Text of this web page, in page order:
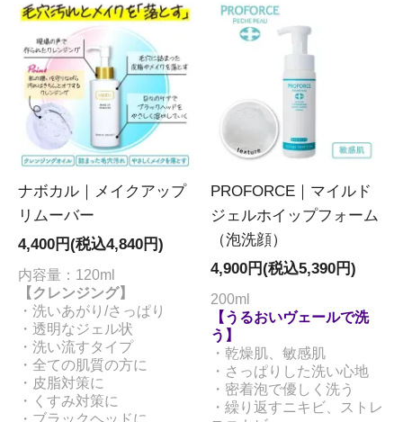
ナボカル｜メイクアップ
リムーバー
4,400円(税込4,840円)
内容量：120ml
【クレンジング】
・洗いあがり/さっぱり
・透明なジェル状
・洗い流すタイプ
・全ての肌質の方に
・皮脂対策に
・くすみ対策に
・ブラックヘッドに
PROFORCE｜マイルド
ジェルホイップフォーム
（泡洗顔）
4,900円(税込5,390円)
200ml
【うるおいヴェールで洗
う】
・乾燥肌、敏感肌
・さっぱりした洗い心地
・密着泡で優しく洗う
・繰り返すニキビ、ストレ